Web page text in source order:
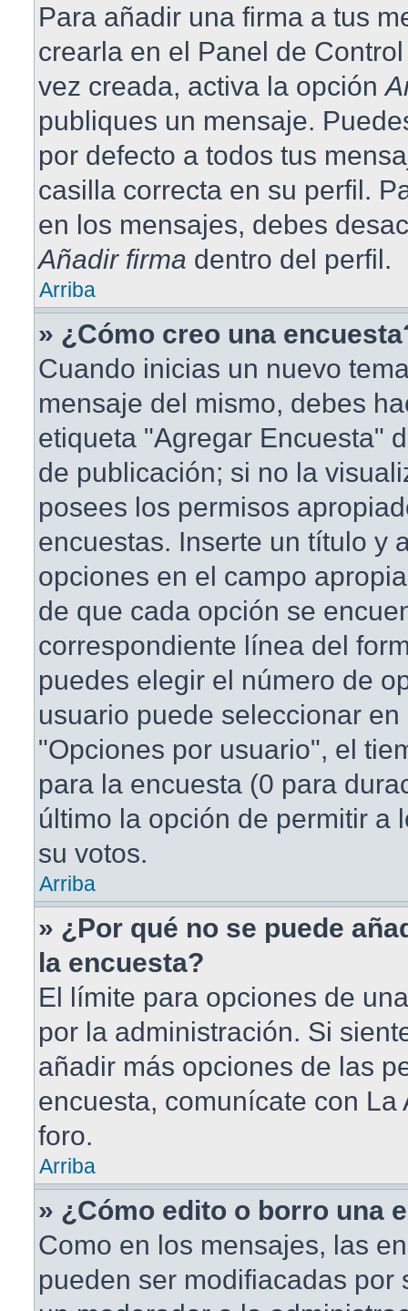
Para añadir una firma a tus
crearla en el Panel de
vez creada, activa la opción
publiques un mensaje.
por defecto a todos tus
casilla correcta en su perfil.
en los mensajes, debes
Añadir firma dentro del perfil.
Arriba
» ¿Cómo creo una
Cuando inicias un nuevo
mensaje del mismo, debes
etiqueta "Agregar Encuesta"
de publicación; si no la
posees los permisos
encuestas. Inserte un título y
opciones en el campo
de que cada opción se
correspondiente línea del
puedes elegir el número de
usuario puede seleccionar
"Opciones por usuario", el
para la encuesta (0 para
último la opción de permitir a
su votos.
Arriba
» ¿Por qué no se puede
la encuesta?
El límite para opciones de
por la administración. Si
añadir más opciones de las
encuesta, comunícate con La
foro.
Arriba
» ¿Cómo edito o borro una
Como en los mensajes, las
pueden ser modifiacadas por